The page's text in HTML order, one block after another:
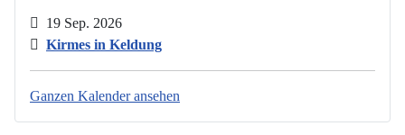
19 Sep. 2026
Kirmes in Keldung
Ganzen Kalender ansehen